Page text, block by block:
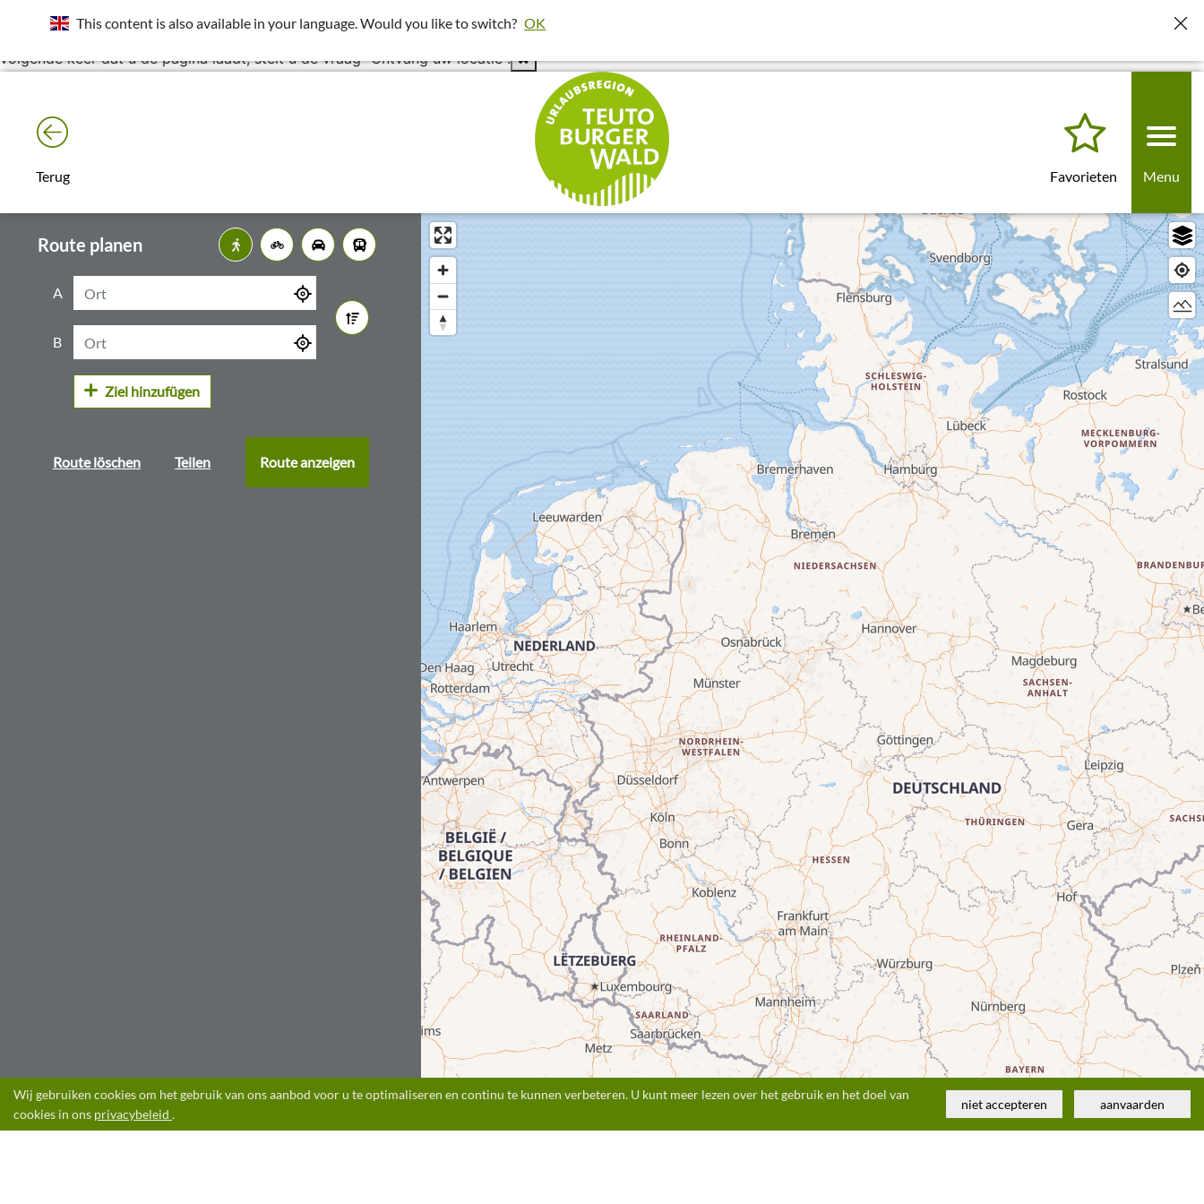
Klik rechts van de adresbalk op het pictogram
volgende keer dat u de pagina laadt, stelt u de vraag "Ontvang uw locatie".
Terug Favorieten Menu
Route planen
A
B
Ziel hinzufügen
Route löschen Teilen Route anzeigen
This content is also available in your language. Would you like to switch? OK
Wij gebruiken cookies om het gebruik van ons aanbod voor u te optimaliseren en continu te kunnen verbeteren. U kunt meer lezen over het gebruik en het doel van
cookies in ons privacybeleid .
niet accepteren aanvaarden